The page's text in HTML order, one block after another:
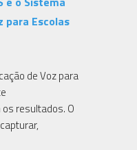
para Escolas
de Voz para
resultados. O